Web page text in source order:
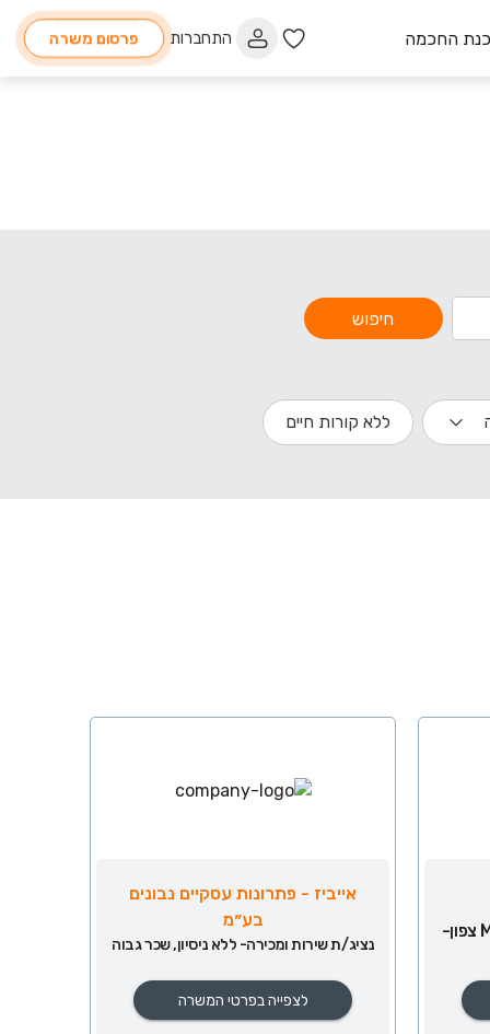
החכמה התחברות פרסום משרה
חיפוש
ללא קורות חיים
נציג/ה פיננסי/ת למוקד ב-MAX צפון-
אייביז - פתרונות עסקיים נבונים
בע״מ
נציג/ת שירות ומכירה- ללא ניסיון, שכר גבוה
לצפייה בפרטי המשרה